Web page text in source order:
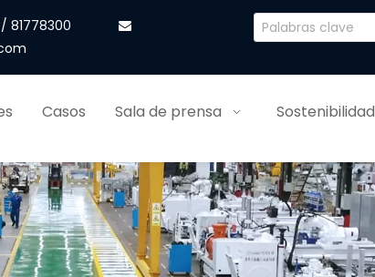
/ 81778300
Casos Sala de prensa Sostenibilidad